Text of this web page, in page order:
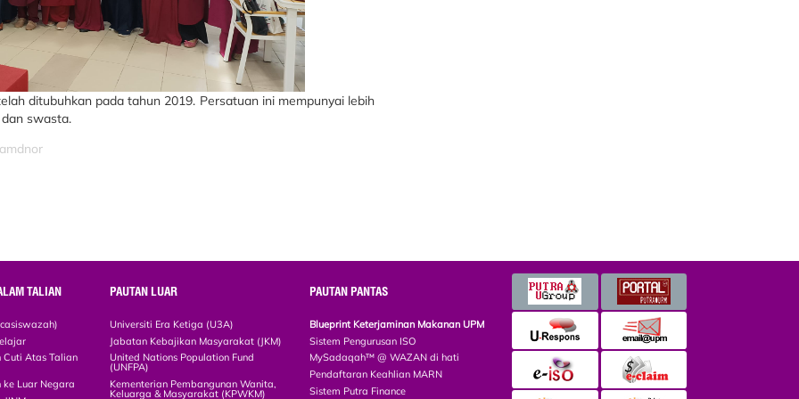
ditubuhkan pada tahun 2019. Persatuan ini mempunyai lebih
swasta.
TALIAN
Cuti Atas Talian
ke Luar Negara
PAUTAN LUAR
Universiti Era Ketiga (U3A)
Jabatan Kebajikan Masyarakat (JKM)
United Nations Population Fund
(UNFPA)
Kementerian Pembangunan Wanita,
Keluarga & Masyarakat (KPWKM)
PAUTAN PANTAS
Blueprint Keterjaminan Makanan UPM
Sistem Pengurusan ISO
MySadaqah™ @ WAZAN di hati
Pendaftaran Keahlian MARN
Sistem Putra Finance